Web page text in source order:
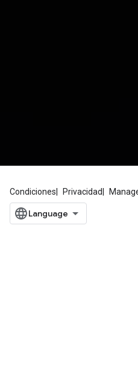
Condiciones Privacidad